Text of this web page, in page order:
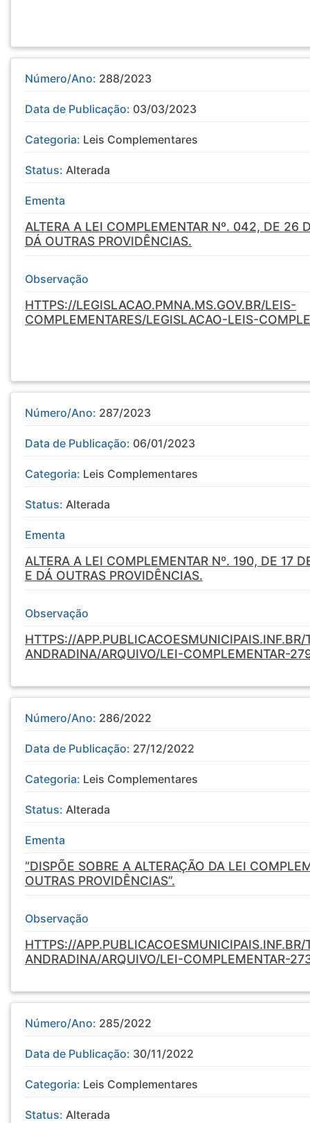
Número/Ano: 288/2023
Data de Publicação: 03/03/2023
Categoria: Leis Complementares
Status: Alterada
Ementa
ALTERA A LEI COMPLEMENTAR Nº. 042, DE 26
DÁ OUTRAS PROVIDÊNCIAS.
Observação
HTTPS://LEGISLACAO.PMNA.MS.GOV.BR/LEIS-
COMPLEMENTARES/LEGISLACAO-LEIS-
Número/Ano: 287/2023
Data de Publicação: 06/01/2023
Categoria: Leis Complementares
Status: Alterada
Ementa
ALTERA A LEI COMPLEMENTAR Nº. 190, DE 17
E DÁ OUTRAS PROVIDÊNCIAS.
Observação
HTTPS://
ANDRADINA/ARQUIVO/LEI-COMPLEMENTAR-
Número/Ano: 286/2022
Data de Publicação: 27/12/2022
Categoria: Leis Complementares
Status: Alterada
Ementa
“DISPÕE SOBRE A ALTERAÇÃO DA LEI
OUTRAS PROVIDÊNCIAS”.
Observação
HTTPS://
ANDRADINA/ARQUIVO/LEI-COMPLEMENTAR-
Número/Ano: 285/2022
Data de Publicação: 30/11/2022
Categoria: Leis Complementares
Status: Alterada